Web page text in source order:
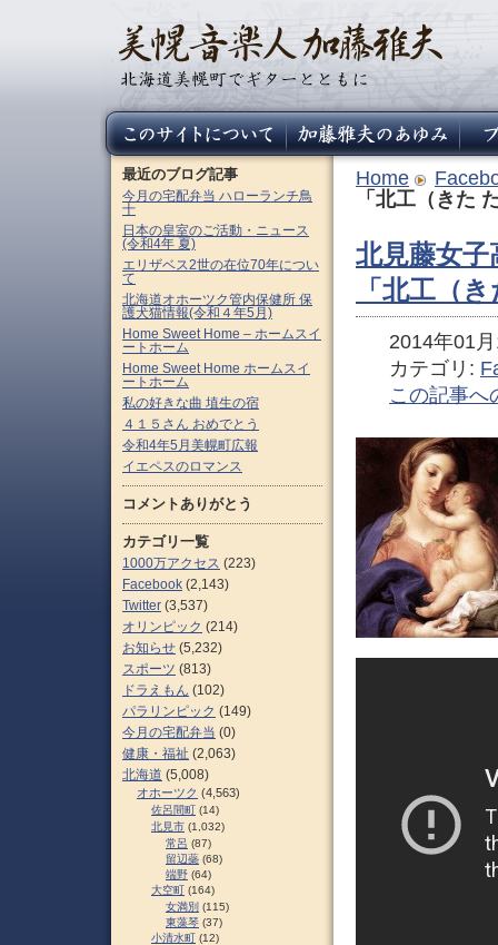
Home
「北工（きた
北見藤女
「北工（
2014年01
カテゴリ:
この記事へ
最近のブログ記事
今月の宅配弁当 ハローランチ鳥
十
日本の皇室のご活動・ニュース
(令和4年 夏)
エリザベス2世の在位70年につい
て
北海道オホーツク管内保健所 保
護犬猫情報(令和４年5月)
Home Sweet Home – ホームスイ
ートホーム
Home Sweet Home ホームスイ
ートホーム
私の好きな曲 埴生の宿
４１５さん おめでとう
令和4年5月美幌町広報
イエペスのロマンス
コメントありがとう
カテゴリ一覧
1000万アクセス (223)
Facebook (2,143)
Twitter (3,537)
オリンピック (214)
お知らせ (5,232)
スポーツ (813)
ドラえもん (102)
パラリンピック (149)
今月の宅配弁当 (0)
健康・福祉 (2,063)
北海道 (5,008)
オホーツク (4,563)
佐呂間町 (14)
北見市 (1,032)
常呂 (87)
留辺蘂 (68)
端野 (64)
大空町 (164)
女満別 (115)
東藻琴 (37)
小清水町 (12)